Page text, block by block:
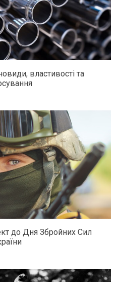
властивості та
до Дня Збройних Сил